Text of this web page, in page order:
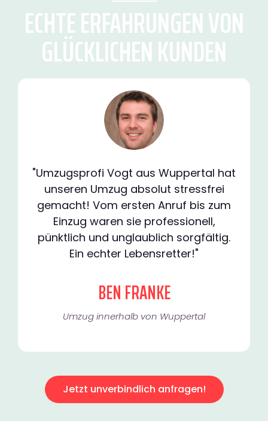
ECHTE ERFAHRUNGEN VON
GLÜCKLICHEN KUNDEN
"Umzugsprofi Vogt aus Wuppertal hat
unseren Umzug absolut stressfrei
gemacht! Vom ersten Anruf bis zum
Einzug waren sie professionell,
pünktlich und unglaublich sorgfältig.
Ein echter Lebensretter!"
BEN FRANKE
Umzug innerhalb von Wuppertal​
Jetzt unverbindlich anfragen!